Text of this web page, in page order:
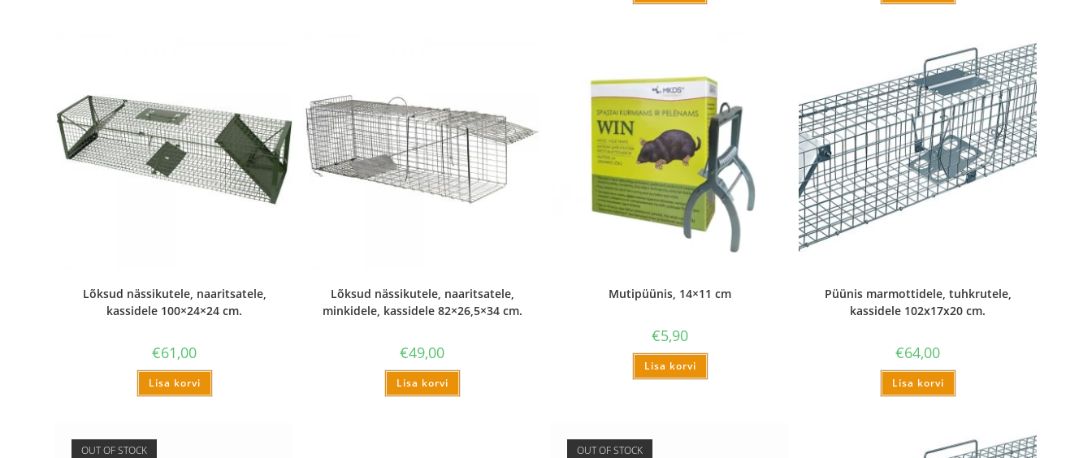
Lõksud nässikutele, naaritsatele,
kassidele 100×24×24 cm.
€61,00
Lisa korvi
Lõksud nässikutele, naaritsatele,
minkidele, kassidele 82×26,5×34 cm.
€49,00
Lisa korvi
Mutipüünis, 14×11 cm
€5,90
Lisa korvi
Püünis marmottidele, tuhkrutele,
kassidele 102x17x20 cm.
€64,00
Lisa korvi
OUT OF STOCK OUT OF STOCK